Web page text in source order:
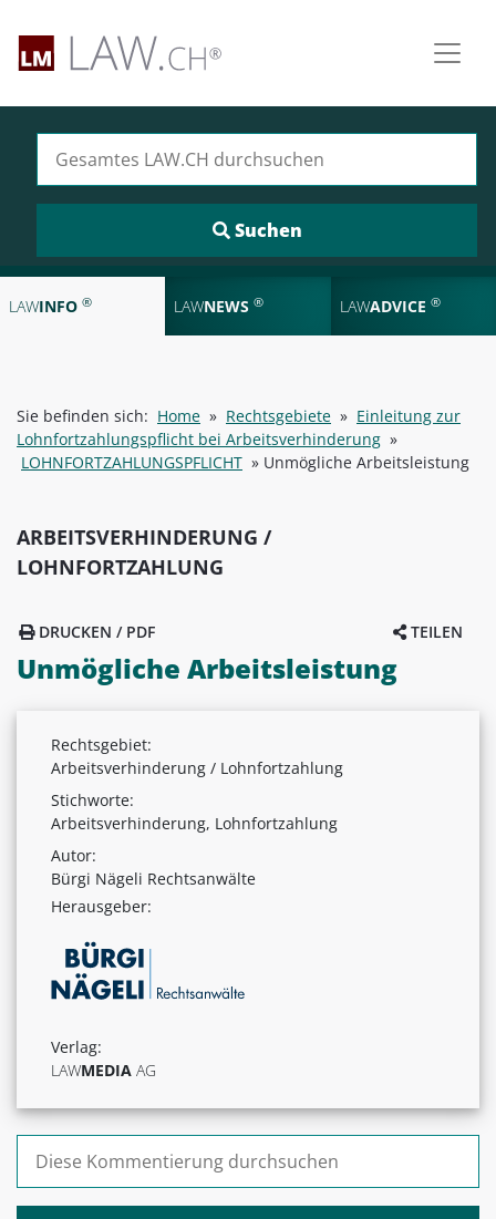
LAWINFO ® LAWNEWS ® LAWADVICE ®
Sie befinden sich: Home » Rechtsgebiete » Einleitung zur
Lohnfortzahlungspflicht bei Arbeitsverhinderung »
LOHNFORTZAHLUNGSPFLICHT » Unmögliche Arbeitsleistung
ARBEITSVERHINDERUNG /
LOHNFORTZAHLUNG
TEILEN
DRUCKEN / PDF
Unmögliche Arbeitsleistung
Rechtsgebiet:
Arbeitsverhinderung / Lohnfortzahlung
Stichworte:
Arbeitsverhinderung, Lohnfortzahlung
Autor:
Bürgi Nägeli Rechtsanwälte
Herausgeber:
Verlag:
LAWMEDIA AG
Suchen nach: